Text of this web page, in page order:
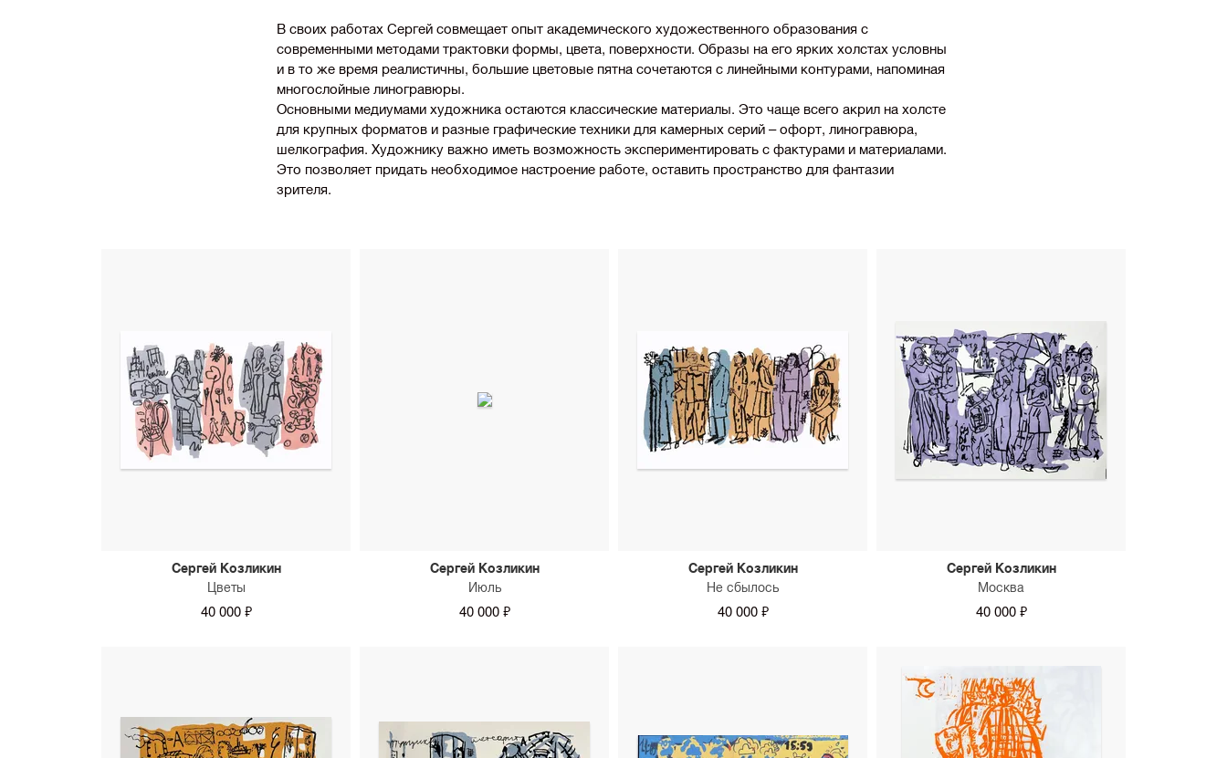
В своих работах Сергей совмещает опыт академического художественного образования с
современными методами трактовки формы, цвета, поверхности. Образы на его ярких холстах условны
и в то же время реалистичны, большие цветовые пятна сочетаются с линейными контурами, напоминая
многослойные линогравюры.
Основными медиумами художника остаются классические материалы. Это чаще всего акрил на холсте
для крупных форматов и разные графические техники для камерных серий – офорт, линогравюра,
шелкография. Художнику важно иметь возможность экспериментировать с фактурами и материалами.
Это позволяет придать необходимое настроение работе, оставить пространство для фантазии
зрителя.
Сергей Козликин
Цветы
40 000 ₽
Сергей Козликин
Июль
40 000 ₽
Сергей Козликин
Не сбылось
40 000 ₽
Сергей Козликин
Москва
40 000 ₽